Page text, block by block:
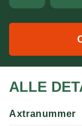
ALLE
Axtranummer